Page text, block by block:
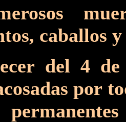
caballos
del 4 de
por